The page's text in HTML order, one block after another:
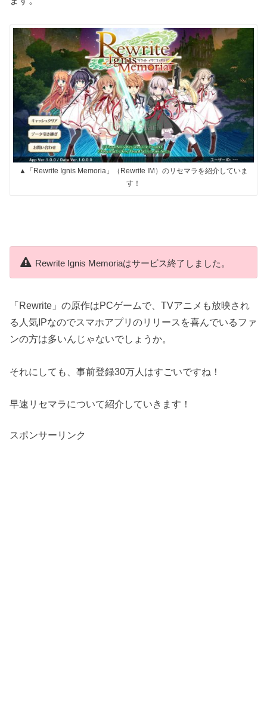
▲「Rewrite Ignis Memoria」（Rewrite IM）のリセマラを紹介していま
す！
Rewrite Ignis Memoriaはサービス終了しました。
「Rewrite」の原作はPCゲームで、TVアニメも放映され
る人気IPなのでスマホアプリのリリースを喜んでいるファ
ンの方は多いんじゃないでしょうか。
それにしても、事前登録30万人はすごいですね！
早速リセマラについて紹介していきます！
スポンサーリンク